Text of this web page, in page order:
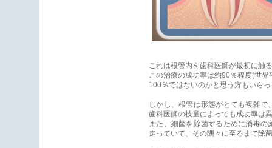
これは根管内を歯科医師が最初に触
この治療の成功率は約90％程度(世
100％ではないのかと思う方もいら
しかし、根管は形態がとても複雑
歯科医師の技量によっても成功率は
また、細菌を除菌するために消毒
走っていて、その隅々に至るまで除